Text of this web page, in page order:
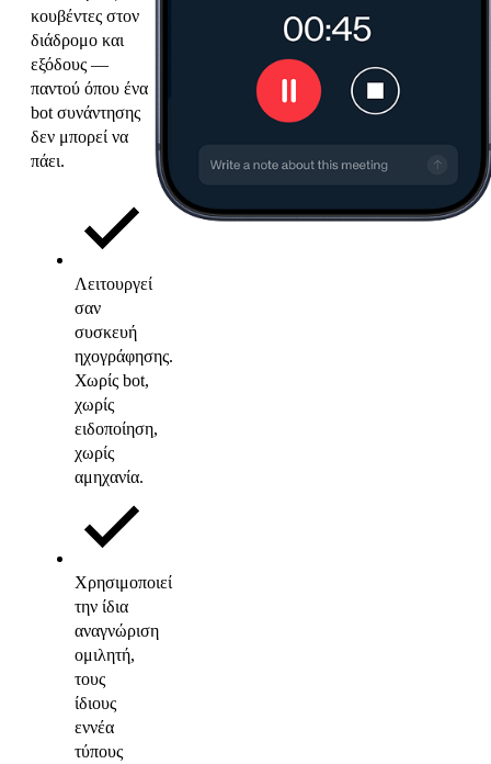
κουβέντες στον
διάδρομο και
εξόδους —
παντού όπου ένα
bot συνάντησης
δεν μπορεί να
πάει.
Λειτουργεί
σαν
συσκευή
ηχογράφησης.
Χωρίς bot,
χωρίς
ειδοποίηση,
χωρίς
αμηχανία.
Χρησιμοποιεί
την ίδια
αναγνώριση
ομιλητή,
τους
ίδιους
εννέα
τύπους